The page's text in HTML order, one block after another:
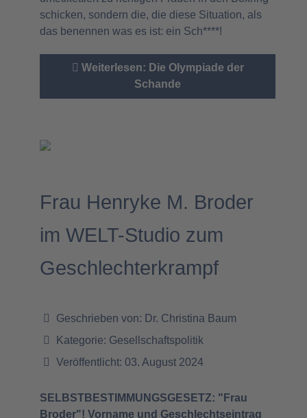
schicken, sondern die, die diese Situation, als
das benennen was es ist: ein Sch****!
Weiterlesen: Die Olympiade der
Schande
Frau Henryke M. Broder
im WELT-Studio zum
Geschlechterkrampf
Geschrieben von: Dr. Christina Baum
Kategorie: Gesellschaftspolitik
Veröffentlicht: 03. August 2024
SELBSTBESTIMMUNGSGESETZ: "Frau
Broder"! Vorname und Geschlechtseintrag